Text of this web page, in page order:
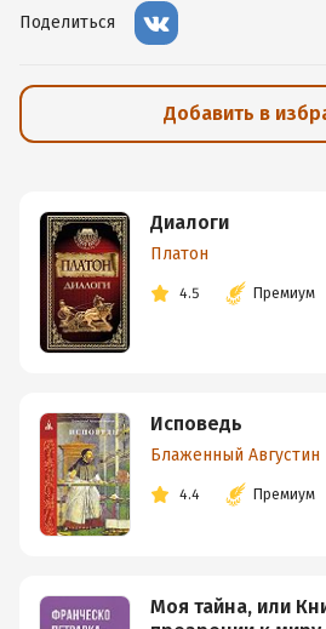
Поделиться
Добавить в
Диалоги
Платон
4.5 Премиум
Исповедь
Блаженный Августин
4.4 Премиум
Моя тайна, или